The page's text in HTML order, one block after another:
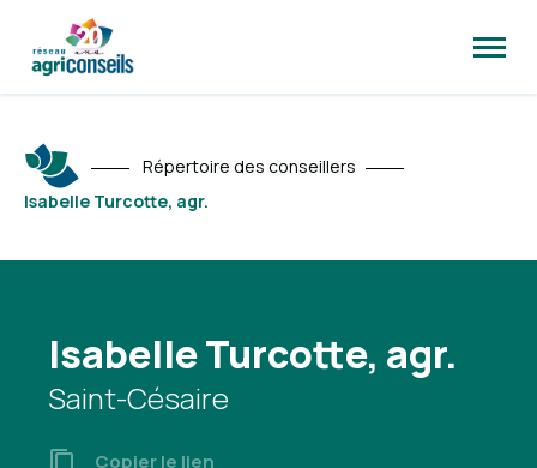
la
Répertoire des conseillers
Isabelle Turcotte, agr.
Isabelle Turcotte, agr.
Saint-Césaire
Copier le lien